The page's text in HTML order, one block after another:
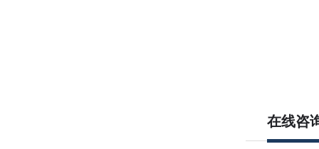
在线咨